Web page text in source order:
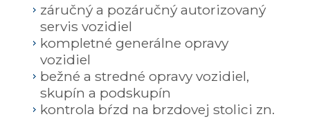
záručný a pozáručný autorizovaný
servis vozidiel
kompletné generálne opravy
vozidiel
bežné a stredné opravy vozidiel,
skupín a podskupín
kontrola bŕzd na brzdovej stolici zn.